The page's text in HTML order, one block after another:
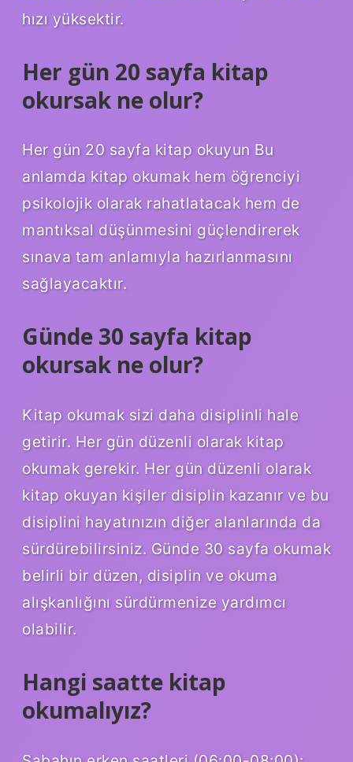
hızı yüksektir.
Her gün 20 sayfa kitap
okursak ne olur?
Her gün 20 sayfa kitap okuyun Bu
anlamda kitap okumak hem öğrenciyi
psikolojik olarak rahatlatacak hem de
mantıksal düşünmesini güçlendirerek
sınava tam anlamıyla hazırlanmasını
sağlayacaktır.
Günde 30 sayfa kitap
okursak ne olur?
Kitap okumak sizi daha disiplinli hale
getirir. Her gün düzenli olarak kitap
okumak gerekir. Her gün düzenli olarak
kitap okuyan kişiler disiplin kazanır ve bu
disiplini hayatınızın diğer alanlarında da
sürdürebilirsiniz. Günde 30 sayfa okumak
belirli bir düzen, disiplin ve okuma
alışkanlığını sürdürmenize yardımcı
olabilir.
Hangi saatte kitap
okumalıyız?